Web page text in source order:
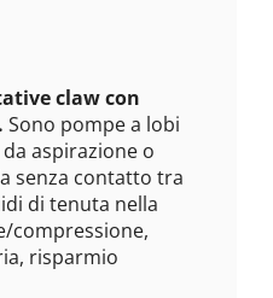
claw con
Sono pompe a lobi
aspirazione o
senza contatto tra
di tenuta nella
compressione,
risparmio